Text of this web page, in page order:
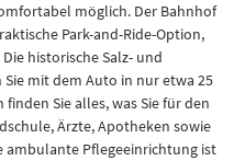
möglich. Der Bahnhof
Park-and-Ride-Option,
historische Salz- und
mit dem Auto in nur etwa 25
Sie alles, was Sie für den
Ärzte, Apotheken sowie
ambulante Pflegeeinrichtung ist